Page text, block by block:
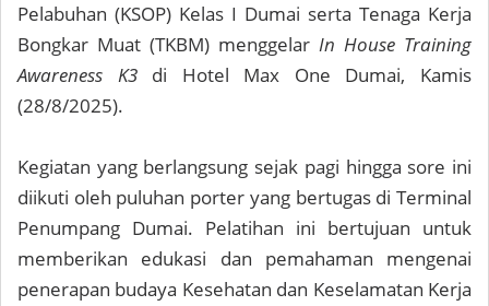
Pelabuhan (KSOP) Kelas I Dumai serta Tenaga Kerja
Bongkar Muat (TKBM) menggelar In House Training
Awareness K3di Hotel Max One Dumai, Kamis
(28/8/2025).
Kegiatan yang berlangsung sejak pagi hingga sore ini
diikuti oleh puluhan porter yang bertugas di Terminal
Penumpang Dumai. Pelatihan ini bertujuan untuk
memberikan edukasi dan pemahaman mengenai
penerapan budaya Kesehatan dan Keselamatan Kerja